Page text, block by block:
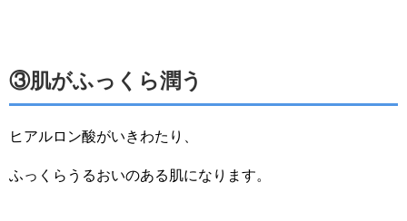
③肌がふっくら潤う
ヒアルロン酸がいきわたり、
ふっくらうるおいのある肌になります。